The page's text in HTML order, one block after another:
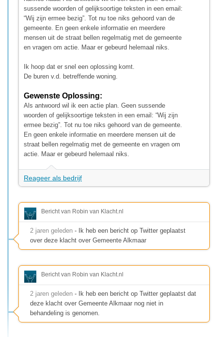
sussende woorden of gelijksoortige teksten in een email:
“Wij zijn ermee bezig”. Tot nu toe niks gehoord van de
gemeente. En geen enkele informatie en meerdere
mensen uit de straat bellen regelmatig met de gemeente
en vragen om actie. Maar er gebeurd helemaal niks.
Ik hoop dat er snel een oplossing komt.
De buren v.d. betreffende woning.
Gewenste Oplossing:
Als antwoord wil ik een actie plan. Geen sussende
woorden of gelijksoortige teksten in een email: “Wij zijn
ermee bezig”. Tot nu toe niks gehoord van de gemeente.
En geen enkele informatie en meerdere mensen uit de
straat bellen regelmatig met de gemeente en vragen om
actie. Maar er gebeurd helemaal niks.
Reageer als bedrijf
Bericht van Robin van Klacht.nl
2 jaren geleden - Ik heb een bericht op Twitter geplaatst
over deze klacht over Gemeente Alkmaar
Bericht van Robin van Klacht.nl
2 jaren geleden - Ik heb een bericht op Twitter geplaatst dat
deze klacht over Gemeente Alkmaar nog niet in
behandeling is genomen.